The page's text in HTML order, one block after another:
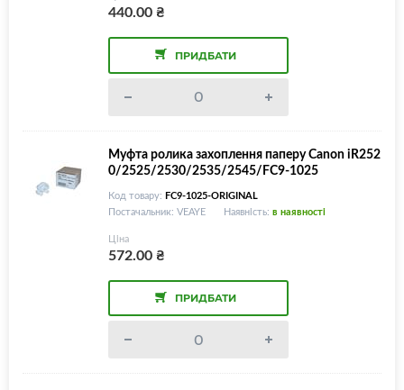
440.00₴
ПРИДБАТИ
Муфта ролика захоплення паперу Canon iR252
0/2525/2530/2535/2545/FC9-1025
Код товару: FC9-1025-ORIGINAL
Постачальник: VEAYE
Наявність: в наявності
Ціна
572.00₴
ПРИДБАТИ